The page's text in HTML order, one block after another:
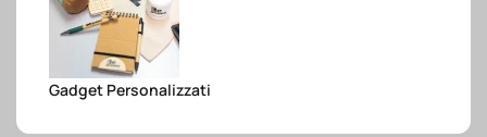
Gadget Personalizzati